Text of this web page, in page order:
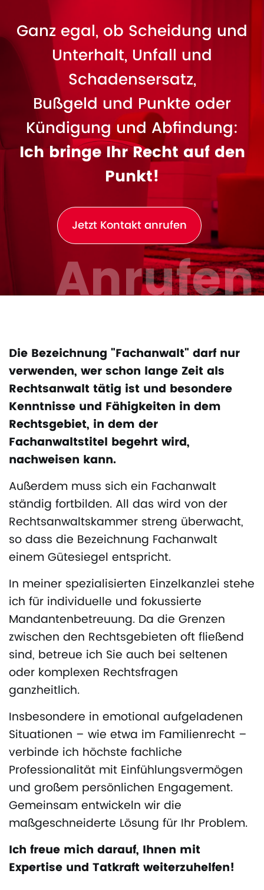
Ganz egal, ob Scheidung und
Unterhalt, Unfall und
Schadensersatz,
Bußgeld und Punkte oder
Kündigung und Abfindung:
Ich bringe Ihr Recht auf den
Punkt!
Jetzt Kontakt anrufen
Anrufen
Die Bezeichnung "Fachanwalt" darf nur
verwenden, wer schon lange Zeit als
Rechtsanwalt tätig ist und besondere
Kenntnisse und Fähigkeiten in dem
Rechtsgebiet, in dem der
Fachanwaltstitel begehrt wird,
nachweisen kann.
Außerdem muss sich ein Fachanwalt
ständig fortbilden. All das wird von der
Rechtsanwaltskammer streng überwacht,
so dass die Bezeichnung Fachanwalt
einem Gütesiegel entspricht.
In meiner spezialisierten Einzelkanzlei stehe
ich für individuelle und fokussierte
Mandantenbetreuung. Da die Grenzen
zwischen den Rechtsgebieten oft fließend
sind, betreue ich Sie auch bei seltenen
oder komplexen Rechtsfragen
ganzheitlich.
Insbesondere in emotional aufgeladenen
Situationen – wie etwa im Familienrecht –
verbinde ich höchste fachliche
Professionalität mit Einfühlungsvermögen
und großem persönlichen Engagement.
Gemeinsam entwickeln wir die
maßgeschneiderte Lösung für Ihr Problem.
Ich freue mich darauf, Ihnen mit
Expertise und Tatkraft weiterzuhelfen!